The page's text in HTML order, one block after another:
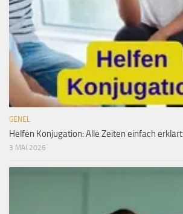
GENEL
Helfen Konjugation: Alle Zeiten einfach erklärt
3 MAI 2026